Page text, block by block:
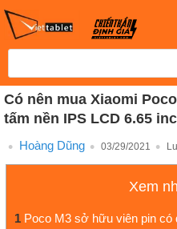
Có nên mua Xiaomi
tấm nền IPS LCD 6.65
Hoàng Dũng 03/29/2021
Xem
1 Poco M3 sở hữu viên pin